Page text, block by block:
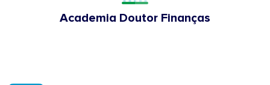
Academia Doutor Finanças